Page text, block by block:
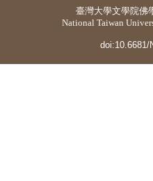
臺灣大學文學院佛
National Taiwan
doi:10.6681/